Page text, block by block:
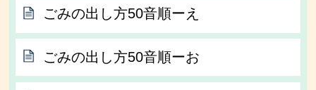
ごみの出し方50音順ーえ
ごみの出し方50音順ーお